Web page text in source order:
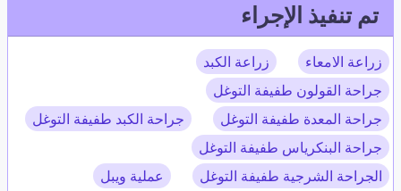
تم تنفيذ الإجراء
زراعة الامعاء
زراعة الكبد
جراحة القولون طفيفة التوغل
جراحة المعدة طفيفة التوغل
جراحة الكبد طفيفة التوغل
جراحة البنكرياس طفيفة التوغل
الجراحة الشرجية طفيفة التوغل
عملية ويبل